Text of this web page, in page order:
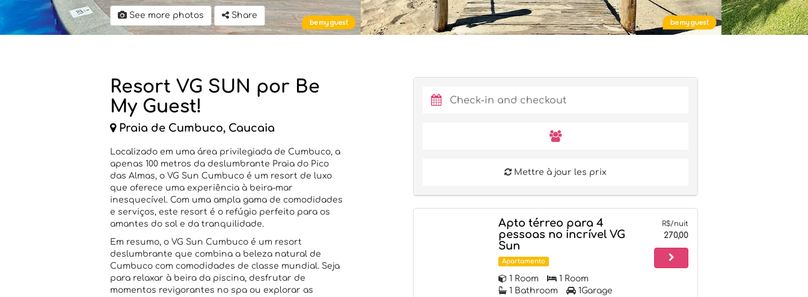
See more photos Share
Resort VG SUN por Be
My Guest!
Praia de Cumbuco, Caucaia
Localizado em uma área privilegiada de Cumbuco, a
apenas 100 metros da deslumbrante Praia do Pico
das Almas, o VG Sun Cumbuco é um resort de luxo
que oferece uma experiência à beira-mar
inesquecível. Com uma ampla gama de comodidades
e serviços, este resort é o refúgio perfeito para os
amantes do sol e da tranquilidade.
Em resumo, o VG Sun Cumbuco é um resort
deslumbrante que combina a beleza natural de
Cumbuco com comodidades de classe mundial. Seja
para relaxar à beira da piscina, desfrutar de
momentos revigorantes no spa ou explorar as
Mettre à jour les prix
Apto térreo para 4
pessoas no incrível VG
Sun
Apartamento
1 Room
1 Room
1 Bathroom
1Garage
R$/nuit
270,00